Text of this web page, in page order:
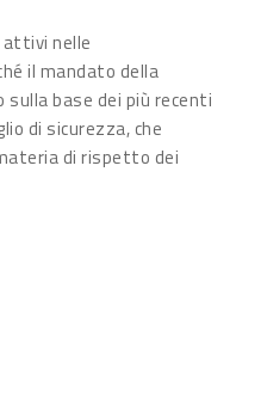
attivi nelle
il mandato della
sulla base dei più recenti
di sicurezza, che
di rispetto dei